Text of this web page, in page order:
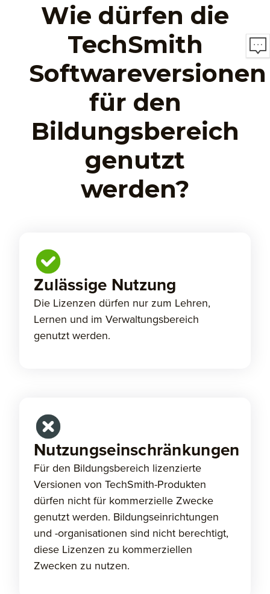
Wie dürfen die
TechSmith
Softwareversionen
für den
Bildungsbereich
genutzt
werden?
Zulässige Nutzung
Die Lizenzen dürfen nur zum Lehren,
Lernen und im Verwaltungsbereich
genutzt werden.
Nutzungseinschränkungen
Für den Bildungsbereich lizenzierte
Versionen von TechSmith-Produkten
dürfen nicht für kommerzielle Zwecke
genutzt werden. Bildungseinrichtungen
und -organisationen sind nicht berechtigt,
diese Lizenzen zu kommerziellen
Zwecken zu nutzen.